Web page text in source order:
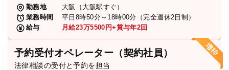
勤務地
大阪（大阪駅すぐ）
業務時間
平日8時50分～18時00分（完全週休2日制）
給与
月給23万5500円+賞与年2回
予約受付オペレーター（契約社員）
法律相談の受付と予約を担当
お知らせ
特設サイト